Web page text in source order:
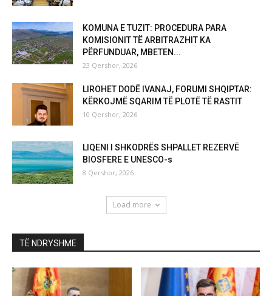
KOMUNA E TUZIT: PROCEDURA PARA
KOMISIONIT TË ARBITRAZHIT KA
PËRFUNDUAR, MBETEN...
23 Qershor, 2026
LIROHET DODË IVANAJ, FORUMI SHQIPTAR:
KËRKOJMË SQARIM TË PLOTË TË RASTIT
10 Qershor, 2026
LIQENI I SHKODRËS SHPALLET REZERVË
BIOSFERE E UNESCO-s
8 Qershor, 2026
Load more
TË NDRYSHME